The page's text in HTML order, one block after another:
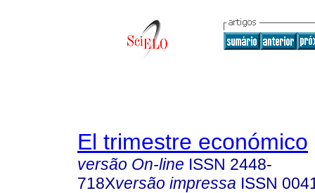
El trimestre económico
versão On-line ISSN 2448-
718Xversão impressa ISSN